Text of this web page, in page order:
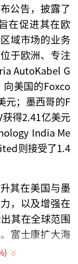
公告，披露了
在促进其在欧
域市场的业务
于欧洲、专注
AutoKabel G
美国的Foxco
元；墨西哥的F
获得2.41亿美元
India Me
则接受了1.4
其在美国与墨
，以及增强在
其在全球范围
富士康扩大海